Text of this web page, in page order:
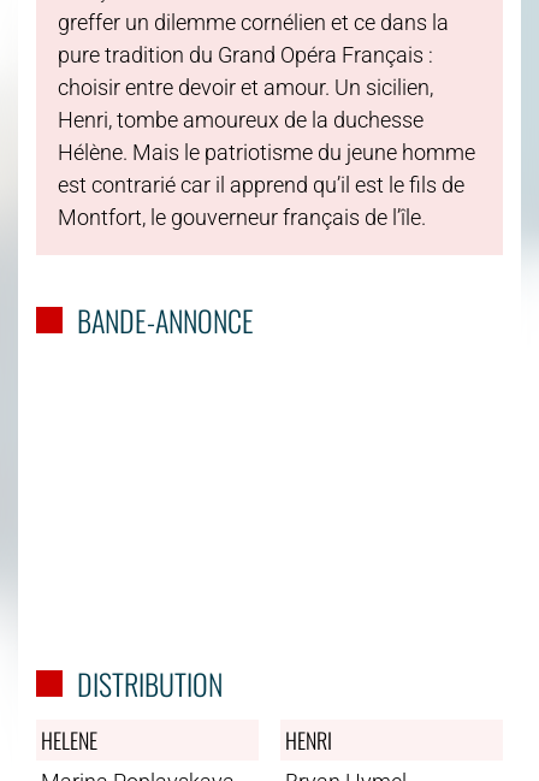
greffer un dilemme cornélien et ce dans la
pure tradition du Grand Opéra Français :
choisir entre devoir et amour. Un sicilien,
Henri, tombe amoureux de la duchesse
Hélène. Mais le patriotisme du jeune homme
est contrarié car il apprend qu’il est le fils de
Montfort, le gouverneur français de l’île.
BANDE-ANNONCE
DISTRIBUTION
HELENE HENRI